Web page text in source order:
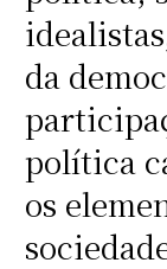
da
política
os